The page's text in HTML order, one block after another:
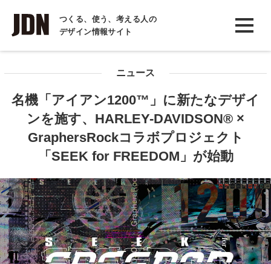
つくる、使う、考える人の
デザイン情報サイト
INTERVIEW
インタビュー
COLUMN
コラム
ニュース
名機「アイアン1200™」に新たなデザイ
ンを施す、HARLEY-DAVIDSON® ×
GraphersRockコラボプロジェクト
「SEEK for FREEDOM」が始動